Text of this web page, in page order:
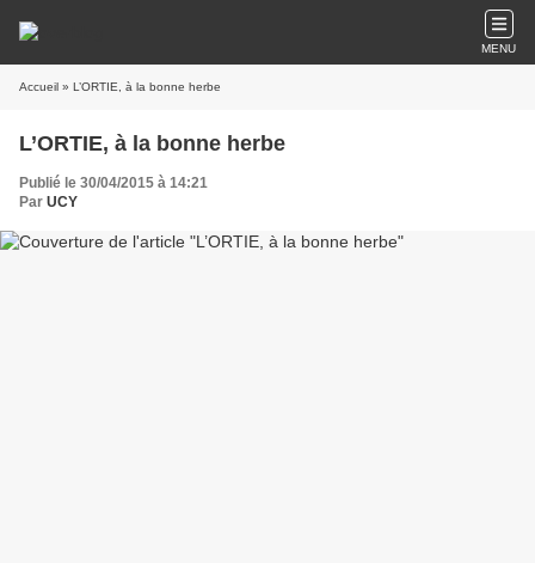
MENU
Accueil » L’ORTIE, à la bonne herbe
L’ORTIE, à la bonne herbe
Publié le 30/04/2015 à 14:21
Par UCY